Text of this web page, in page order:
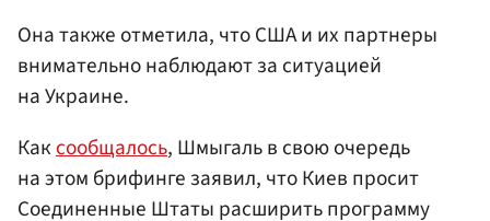
Она также отметила, что США и их партнеры
внимательно наблюдают за ситуацией
на Украине.
Каксообщалось, Шмыгаль в свою очередь
на этом брифинге заявил, что Киев просит
Соединенные Штаты расширить программу